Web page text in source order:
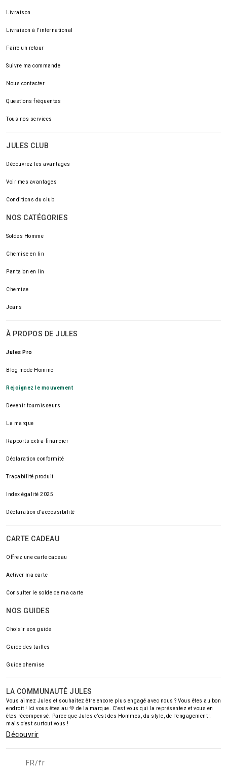
Livraison
Livraison à l'international
Faire un retour
Suivre ma commande
Nous contacter
Questions fréquentes
Tous nos services
JULES CLUB
Découvrez les avantages
Voir mes avantages
Conditions du club
NOS CATÉGORIES
Soldes Homme
Chemise en lin
Pantalon en lin
Chemise
Jeans
À PROPOS DE JULES
Jules Pro
Blog mode Homme
Rejoignez le mouvement
Devenir fournisseurs
La marque
Rapports extra-financier
Déclaration conformité
Traçabilité produit
Index égalité 2025
Déclaration d'accessibilité
CARTE CADEAU
Offrez une carte cadeau
Activer ma carte
Consulter le solde de ma carte
NOS GUIDES
Choisir son guide
Guide des tailles
Guide chemise
LA COMMUNAUTÉ JULES
Vous aimez Jules et souhaitez être encore plus engagé avec nous ? Vous êtes au bon
endroit ! Ici vous êtes au 💚 de la marque. C’est vous qui la représentez et vous en
êtes récompensé. Parce que Jules c’est des Hommes, du style, de l’engagement ;
mais c’est surtout vous !
Découvrir
FR/fr